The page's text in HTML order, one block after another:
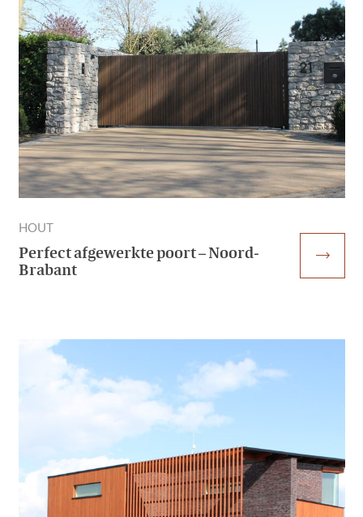
HOUT
Perfect afgewerkte poort – Noord-
Brabant
trending_flat